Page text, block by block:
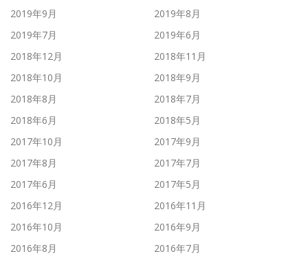
2019年9月
2019年8月
2019年7月
2019年6月
2018年12月
2018年11月
2018年10月
2018年9月
2018年8月
2018年7月
2018年6月
2018年5月
2017年10月
2017年9月
2017年8月
2017年7月
2017年6月
2017年5月
2016年12月
2016年11月
2016年10月
2016年9月
2016年8月
2016年7月